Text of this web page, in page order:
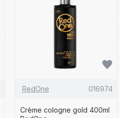
RedOne 016974
Crème cologne gold 400ml